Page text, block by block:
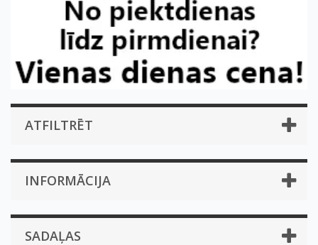
ATFILTRĒT
INFORMĀCIJA
SADAĻAS